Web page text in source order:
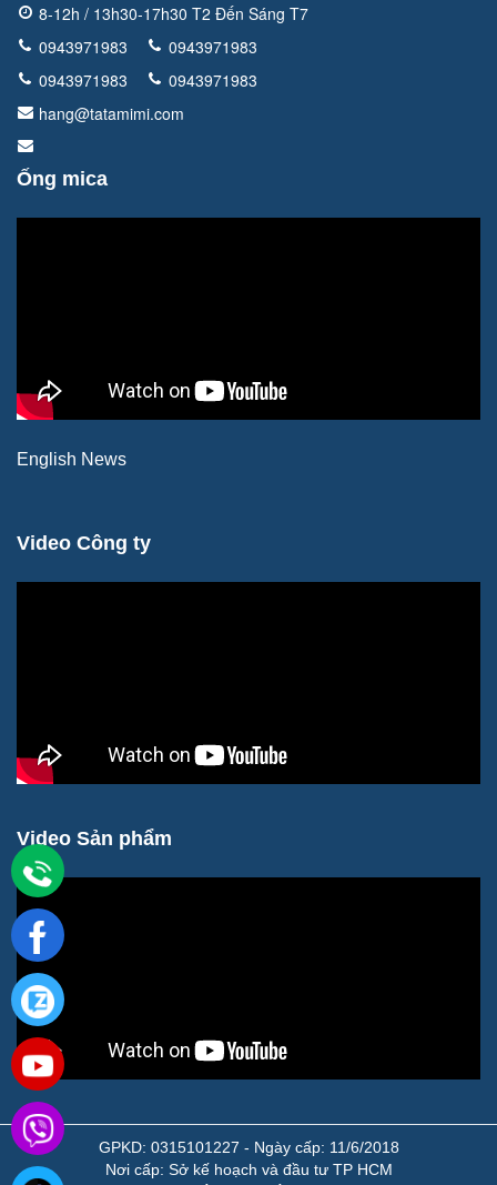
8-12h / 13h30-17h30 T2 Đến Sáng T7
0943971983
0943971983
0943971983
0943971983
hang@tatamimi.com
Ống mica
English News
Video Công ty
Video Sản phẩm
GPKD: 0315101227 - Ngày cấp: 11/6/2018
Nơi cấp: Sở kế hoạch và đầu tư TP HCM